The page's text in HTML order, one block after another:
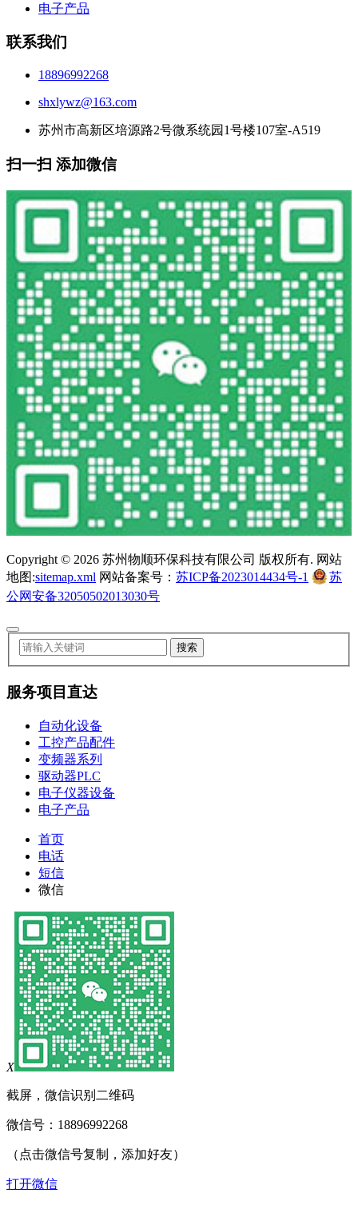
电子产品
联系我们
18896992268
shxlywz@163.com
苏州市高新区培源路2号微系统园1号楼107室-A519
扫一扫 添加微信
Copyright © 2026 苏州物顺环保科技有限公司 版权所有. 网站
地图:sitemap.xml 网站备案号： 苏ICP备2023014434号-1
苏
公网安备32050502013030号
服务项目直达
自动化设备
工控产品配件
变频器系列
驱动器PLC
电子仪器设备
电子产品
首页
电话
短信
微信
X
截屏，微信识别二维码
微信号： 18896992268
（点击微信号复制，添加好友）
打开微信